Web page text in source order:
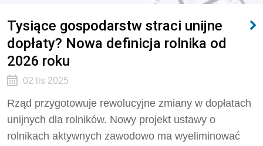
Tysiące gospodarstw straci unijne
dopłaty? Nowa definicja rolnika od
2026 roku
02 lis 2025
Rząd przygotowuje rewolucyjne zmiany w dopłatach
unijnych dla rolników. Nowy projekt ustawy o
rolnikach aktywnych zawodowo ma wyeliminować